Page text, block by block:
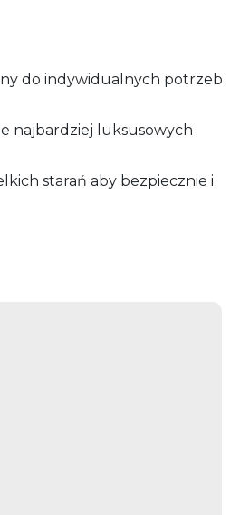
do indywidualnych potrzeb
najbardziej luksusowych
starań aby bezpiecznie i